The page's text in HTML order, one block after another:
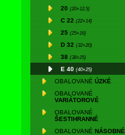
20 (20×12,5)
C 22 (22×14)
25 (25×16)
D 32 (32×20)
38 (38×25)
E 40 (40×25)
OBALOVANÉ ÚZKÉ
OBALOVANÉ
VARIÁTOROVÉ
OBALOVANÉ
ŠESTIHRANNÉ
OBALOVANÉ NÁSOBNÉ